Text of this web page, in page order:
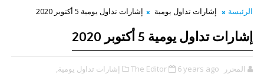
الرئيسة إشارات تداول يومية إشارات تداول يومية 5 أكتوبر 2020
إشارات تداول يومية 5 أكتوبر 2020
المحرر The Editor 6 years ago إشارات تداول يومية,